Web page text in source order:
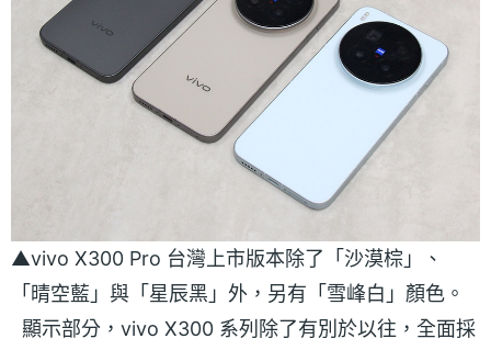
▲vivo X300 Pro 台灣上市版本除了「沙漠棕」、
「晴空藍」與「星辰黑」外，另有「雪峰白」顏色。
顯示部分，vivo X300 系列除了有別於以往，全面採